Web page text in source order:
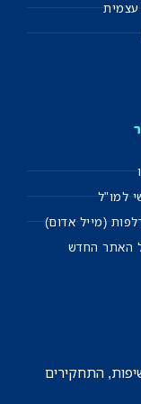
למו"ל
(מייל אדום)
האתר החדש
התחקירים